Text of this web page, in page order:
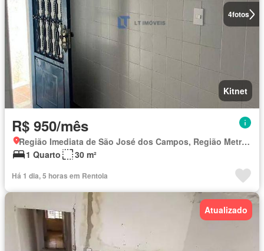
4fotos
Kitnet
R$ 950/mês
Região Imediata de São José dos Campos, Região Metropolitana do Vale do Paraíba e Litoral Norte
1 Quarto
30 m²
Há 1 dia, 5 horas em Rentola
Atualizado